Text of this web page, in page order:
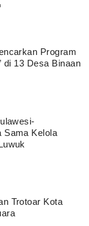
Program
di 13 Desa Binaan
Sama Kelola
Trotoar Kota